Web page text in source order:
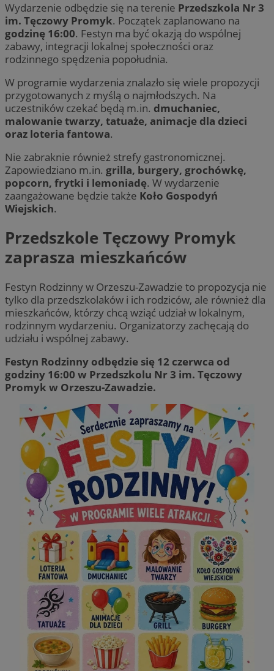
Wydarzenie odbędzie się na terenie Przedszkola Nr 3
im. Tęczowy Promyk. Początek zaplanowano na
godzinę 16:00. Festyn ma być okazją do wspólnej
zabawy, integracji lokalnej społeczności oraz
rodzinnego spędzenia popołudnia.
W programie wydarzenia znalazło się wiele propozycji
przygotowanych z myślą o najmłodszych. Na
uczestników czekać będą m.in. dmuchaniec,
malowanie twarzy, tatuaże, animacje dla dzieci
oraz loteria fantowa.
Nie zabraknie również strefy gastronomicznej.
Zapowiedziano m.in. grilla, burgery, grochówkę,
popcorn, frytki i lemoniadę. W wydarzenie
zaangażowane będzie także Koło Gospodyń
Wiejskich.
Przedszkole Tęczowy Promyk
zaprasza mieszkańców
Festyn Rodzinny w Orzeszu-Zawadzie to propozycja nie
tylko dla przedszkolaków i ich rodziców, ale również dla
mieszkańców, którzy chcą wziąć udział w lokalnym,
rodzinnym wydarzeniu. Organizatorzy zachęcają do
udziału i wspólnej zabawy.
Festyn Rodzinny odbędzie się 12 czerwca od
godziny 16:00 w Przedszkolu Nr 3 im. Tęczowy
Promyk w Orzeszu-Zawadzie.